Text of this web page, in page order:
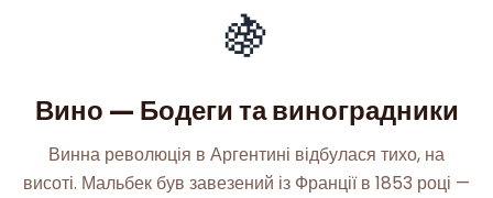
🍇
Вино — Бодеги та виноградники
Винна революція в Аргентині відбулася тихо, на
висоті. Мальбек був завезений із Франції в 1853 році —